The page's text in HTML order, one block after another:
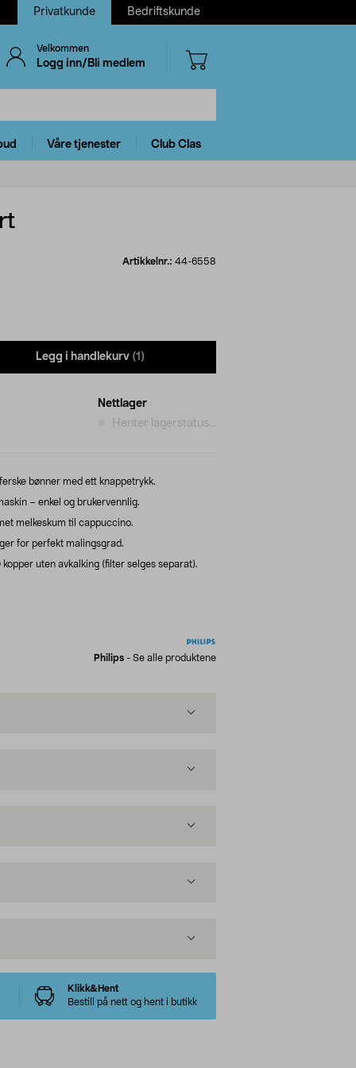
Privatkunde Bedriftskunde
Velkommen
Logg inn/Bli medlem
Våre tjenester Club Clas
Artikkelnr.: 44-6558
Legg i handlekurv (1)
Nettlager
Henter lagerstatus...
bønner med ett knappetrykk.
– enkel og brukervennlig.
melkeskum til cappuccino.
for perfekt malingsgrad.
uten avkalking (filter selges separat).
Philips - Se alle produktene
Klikk&Hent
Bestill på nett og hent i butikk